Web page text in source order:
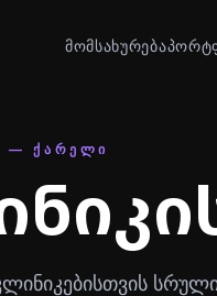
ᲛᲝᲛᲡᲐᲮᲣᲠᲔᲑᲐ
— ᲥᲐᲠᲔᲚᲘ